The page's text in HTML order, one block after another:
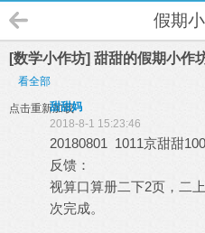
假期
[数学小作坊] 甜甜的假期小作
看全部
点击重新加载
甜甜妈
2018-8-1 15:23:46
20180801 1011京甜甜
反馈：
视算口算册二下2页，二
次完成。